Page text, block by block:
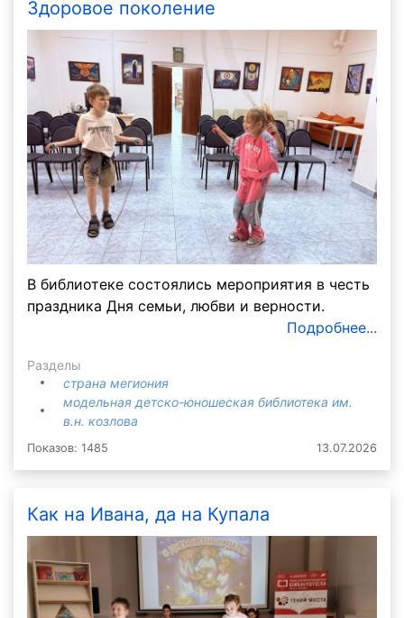
Здоровое поколение
В библиотеке состоялись мероприятия в честь
праздника Дня семьи, любви и верности.
Подробнее...
Разделы
страна мегиония
модельная детско-юношеская библиотека им.
в.н. козлова
Показов: 1485 13.07.2026
Как на Ивана, да на Купала